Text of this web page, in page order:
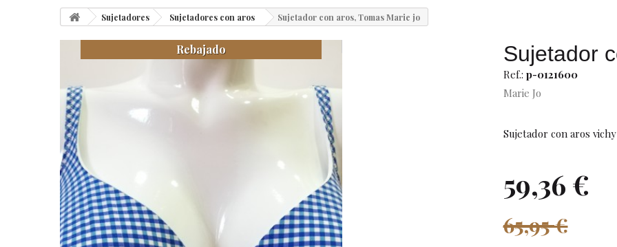
Sujetadores Sujetadores con aros Sujetador con aros, Tomas Marie jo
Sujetador
Ref.: p-0121600
Marie Jo
Sujetador con aros
Rebajado
59,36 €
65,95 €